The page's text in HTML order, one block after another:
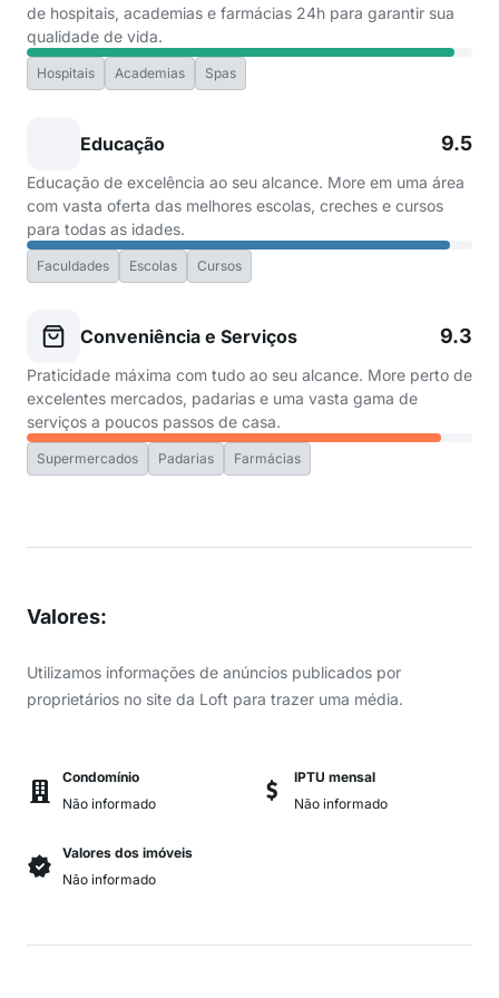
de hospitais, academias e farmácias 24h para garantir sua
qualidade de vida.
Hospitais Academias Spas
Educação 9.5
Educação de excelência ao seu alcance. More em uma área
com vasta oferta das melhores escolas, creches e cursos
para todas as idades.
Faculdades Escolas Cursos
Conveniência e Serviços 9.3
Praticidade máxima com tudo ao seu alcance. More perto de
excelentes mercados, padarias e uma vasta gama de
serviços a poucos passos de casa.
Supermercados Padarias Farmácias
Valores:
Utilizamos informações de anúncios publicados por
proprietários no site da Loft para trazer uma média.
Condomínio
Não informado
IPTU mensal
Não informado
Valores dos imóveis
Não informado